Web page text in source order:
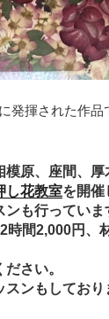
発揮された作品
原、座間、厚
し花教室を開催
も行っていま
2,000円、材
さい。
ンもしており